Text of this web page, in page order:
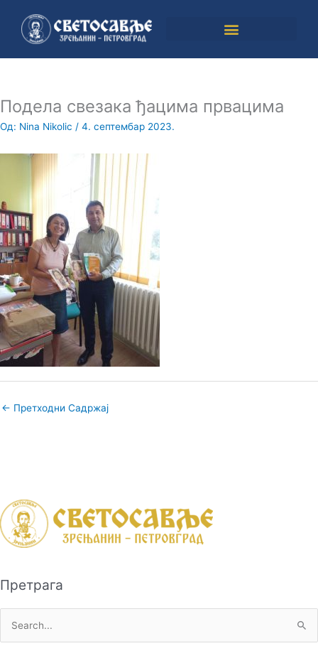
садржај
Подела свезака ђацима првацима
Од: Nina Nikolic / 4. септембар 2023.
← Претходни Садржај
Претрага